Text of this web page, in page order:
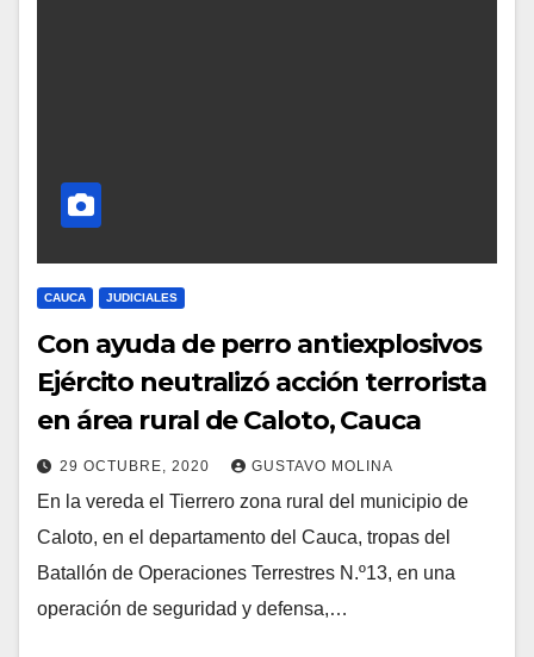
CAUCA JUDICIALES
Con ayuda de perro antiexplosivos
Ejército neutralizó acción terrorista
en área rural de Caloto, Cauca
29 OCTUBRE, 2020 GUSTAVO MOLINA
En la vereda el Tierrero zona rural del municipio de
Caloto, en el departamento del Cauca, tropas del
Batallón de Operaciones Terrestres N.º13, en una
operación de seguridad y defensa,…